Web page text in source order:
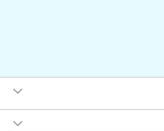
expand_more
expand_more